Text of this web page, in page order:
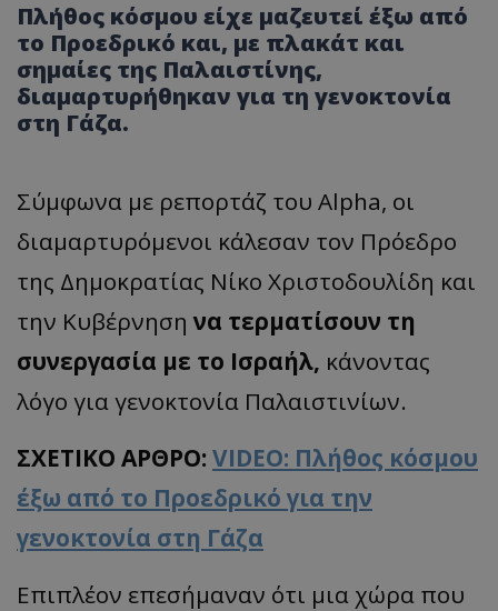
Πλήθος κόσμου είχε μαζευτεί έξω από
το Προεδρικό και, με πλακάτ και
σημαίες της Παλαιστίνης,
διαμαρτυρήθηκαν για τη γενοκτονία
στη Γάζα.
Σύμφωνα με ρεπορτάζ του Alpha, oι
διαμαρτυρόμενοι κάλεσαν τον Πρόεδρο
της Δημοκρατίας Νίκο Χριστοδουλίδη και
την Kυβέρνησηνα τερματίσουν τη
συνεργασία με το Ισραήλ, κάνοντας
λόγο για γενοκτονία Παλαιστινίων.
ΣΧΕΤΙΚΟ ΑΡΘΡΟ: VIDEO: Πλήθος κόσμου
έξω από το Προεδρικό για την
γενοκτονία στη Γάζα
Επιπλέον επεσήμαναν ότι μια χώρα που